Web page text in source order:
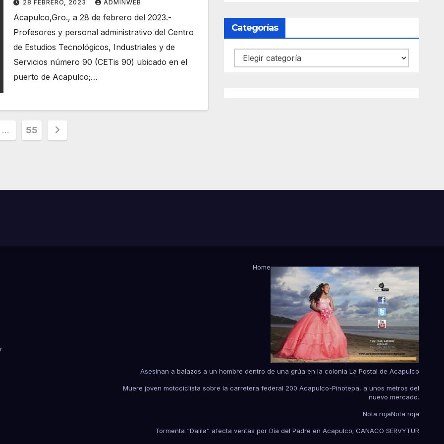
28 FEBRERO, 2023 ADMINWEB
Acapulco,Gro., a 28 de febrero del 2023.-
Profesores y personal administrativo del Centro
de Estudios Tecnológicos, Industriales y de
Servicios número 90 (CETis 90) ubicado en el
puerto de Acapulco;…
… 55
Categorías
Categorías
Home
Asesinan a balazos a un hombre dentro de una grúa en la colonia La Postal de Acapulco
Muere joven motociclista sobre la carretera federal 200 Acapulco-Pinotepa, a unos metros del
nuevo mercado.
Nota rojaNota roja
Tormenta “Dalila” afecta ventas por Día del Padre en Acapulco; CANACO SERVYTUR